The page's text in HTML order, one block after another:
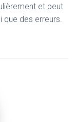
et peut
des erreurs.